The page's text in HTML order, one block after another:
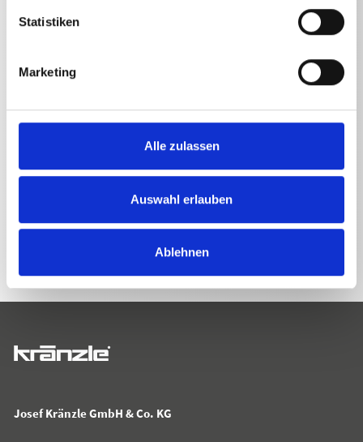
Statistiken
Marketing
Alle zulassen
Auswahl erlauben
Ablehnen
Gewicht
ZURÜCK ZUR LISTE
Josef Kränzle GmbH & Co. KG